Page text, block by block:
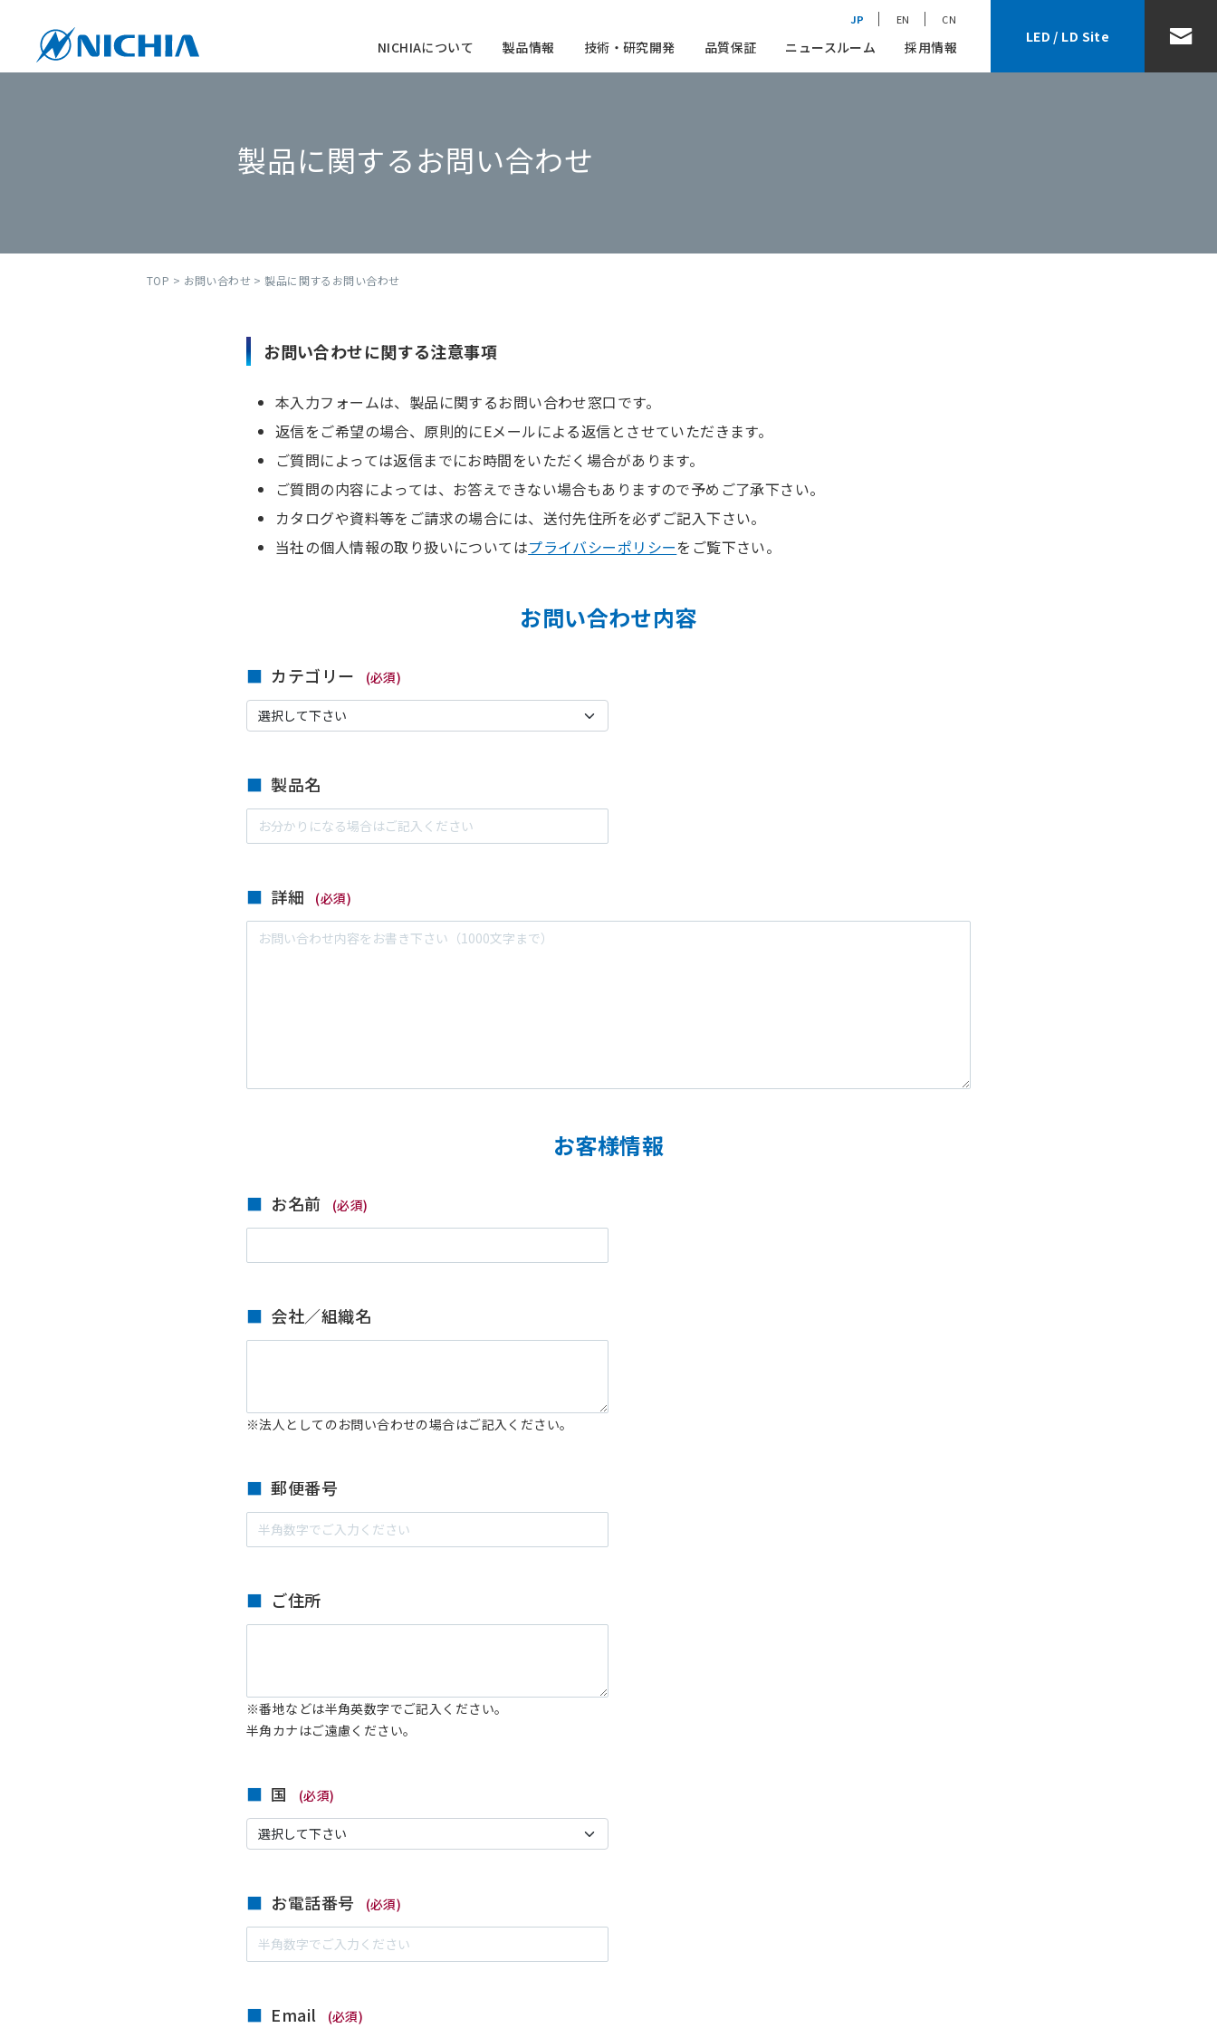
NICHIAについて 製品情報 技術・研究開発 品質保証 ニュースルーム 採用情報
JP EN CN
LED / LD Site
製品に関するお問い合わせ
TOP > お問い合わせ > 製品に関するお問い合わせ
お問い合わせに関する注意事項
本入力フォームは、製品に関するお問い合わせ窓口です。
返信をご希望の場合、原則的にEメールによる返信とさせていただきます。
ご質問によっては返信までにお時間をいただく場合があります。
ご質問の内容によっては、お答えできない場合もありますので予めご了承下さい。
カタログや資料等をご請求の場合には、送付先住所を必ずご記入下さい。
当社の個人情報の取り扱いについてはプライバシーポリシーをご覧下さい。
お問い合わせ内容
カテゴリー (必須)
製品名
詳細 (必須)
お客様情報
お名前 (必須)
会社／組織名
※法人としてのお問い合わせの場合はご記入ください。
郵便番号
ご住所
※番地などは半角英数字でご記入ください。
半角カナはご遠慮ください。
国 (必須)
お電話番号 (必須)
Email (必須)